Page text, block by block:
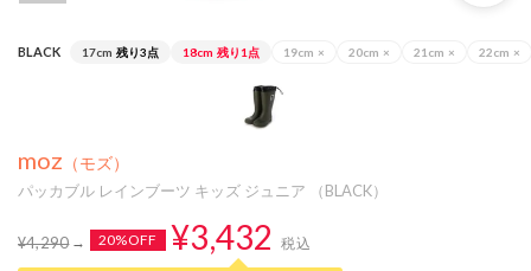
BLACK 17cm 残り3点 18cm 残り1点 19cm × 20cm × 21cm × 22cm ×
moz （モズ）
パッカブル レインブーツ キッズ ジュニア （BLACK）
¥4,290 20%OFF ¥3,432 税込